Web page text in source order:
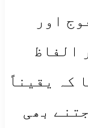
اور
الفاظ
کہ یقیناً
بھی